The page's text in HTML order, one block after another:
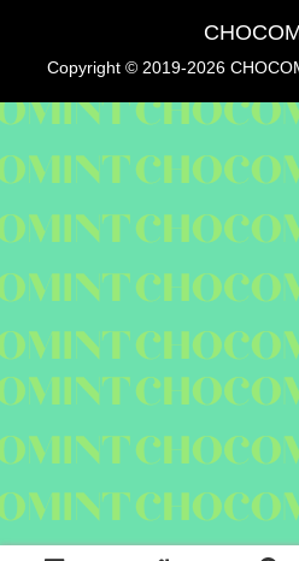
Copyright © 2019-2026